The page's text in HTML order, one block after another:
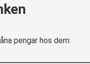
pengar hos dem: